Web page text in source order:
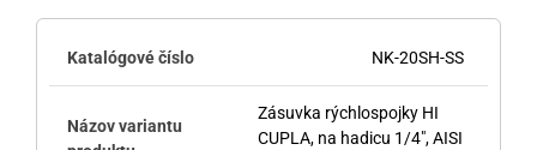
NK-20SH-SS
Zásuvka rýchlospojky HI
CUPLA, na hadicu 1/4", AISI